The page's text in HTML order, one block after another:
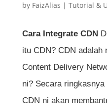
by FaizAlias | Tutorial &
Cara Integrate CDN
itu CDN? CDN adalah
Content Delivery
ni? Secara
CDN ni akan